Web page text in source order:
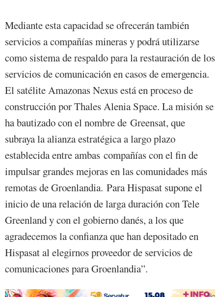
Mediante esta capacidad se ofrecerán también
servicios a compañías mineras y podrá utilizarse
como sistema de respaldo para la restauración de los
servicios de comunicación en casos de emergencia.
El satélite Amazonas Nexus está en proceso de
construcción por Thales Alenia Space. La misión se
ha bautizado con el nombre de Greensat, que
subraya la alianza estratégica a largo plazo
establecida entre ambas compañías con el fin de
impulsar grandes mejoras en las comunidades más
remotas de Groenlandia. Para Hispasat supone el
inicio de una relación de larga duración con Tele
Greenland y con el gobierno danés, a los que
agradecemos la confianza que han depositado en
Hispasat al elegirnos proveedor de servicios de
comunicaciones para Groenlandia”.